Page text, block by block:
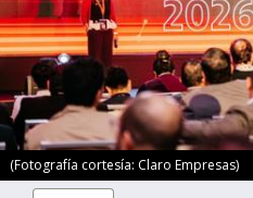
(Fotografía cortesía: Claro Empresas)